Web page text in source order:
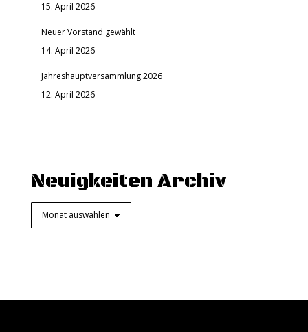
15. April 2026
Neuer Vorstand gewählt
14. April 2026
Jahreshauptversammlung 2026
12. April 2026
Neuigkeiten Archiv